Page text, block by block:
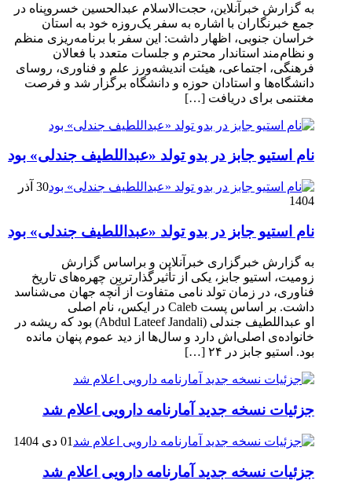
به گزارش خبرآنلاین، حجت‌الاسلام عبدالحسین خسروپناه در
جمع خبرنگاران با اشاره به سفر یک‌روزه خود به استان
خراسان جنوبی، اظهار داشت: این سفر با برنامه‌ریزی منظم
و نظام‌مند استاندار محترم و جلسات متعدد با فعالان
فرهنگی، اجتماعی، هیئت اندیشه‌ورز علم و فناوری، روسای
دانشگاه‌ها و استادان حوزه و دانشگاه برگزار شد و فرصت
مغتنمی برای دریافت […]
نام استیو جابز در بدو تولد «عبداللطیف جندلی» بود
30 آذر
1404
نام استیو جابز در بدو تولد «عبداللطیف جندلی» بود
به گزارش خبرگزاری خبرآنلاین و براساس گزارش
زومیت، استیو جابز، یکی از تأثیرگذارترین چهره‌های تاریخ
فناوری، در زمان تولد نامی متفاوت از آنچه جهان می‌شناسد
داشت. بر اساس پست Caleb در ایکس، نام اصلی
او عبداللطیف جندلی (Abdul Lateef Jandali) بود که ریشه در
خانواده‌ی اصلی‌اش دارد و سال‌ها از دید عموم پنهان مانده
بود. استیو جابز در ۲۴ […]
جزئیات نسخه جدید آمارنامه دارویی اعلام شد
01 دی 1404
جزئیات نسخه جدید آمارنامه دارویی اعلام شد